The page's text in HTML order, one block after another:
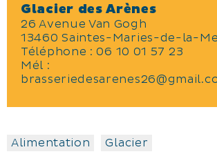
Glacier des Arènes
26 Avenue Van Gogh
13460 Saintes-Maries-de-la-
Téléphone :06 10 01 57 23
Mél :
Alimentation Glacier